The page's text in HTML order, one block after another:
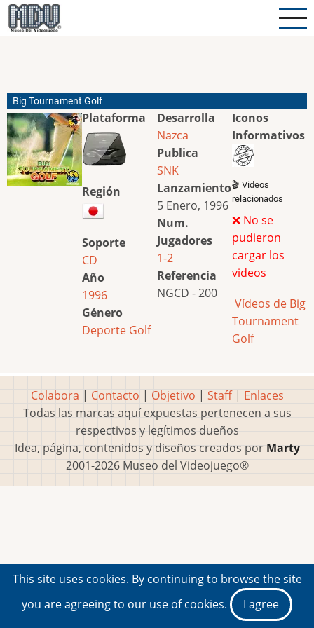
Pasar
al
Big Tournament Golf
Plataforma
Región
Soporte
CD
Año
1996
Género
Deporte Golf
Desarrolla
Nazca
Publica
SNK
Lanzamiento
5 Enero, 1996
Num.
Jugadores
1-2
Referencia
NGCD - 200
Iconos
Informativos
🎬 Videos
relacionados
❌ No se
pudieron
cargar los
videos
Vídeos de Big
Tournament
Golf
Colabora | Contacto | Objetivo | Staff| Enlaces
Todas las marcas aquí expuestas pertenecen a sus
respectivos y legítimos dueños
Idea, página, contenidos y diseños creados por Marty
2001-2026 Museo del Videojuego®
This site uses cookies. By continuing to browse the site
you are agreeing to our use of cookies.
I agree